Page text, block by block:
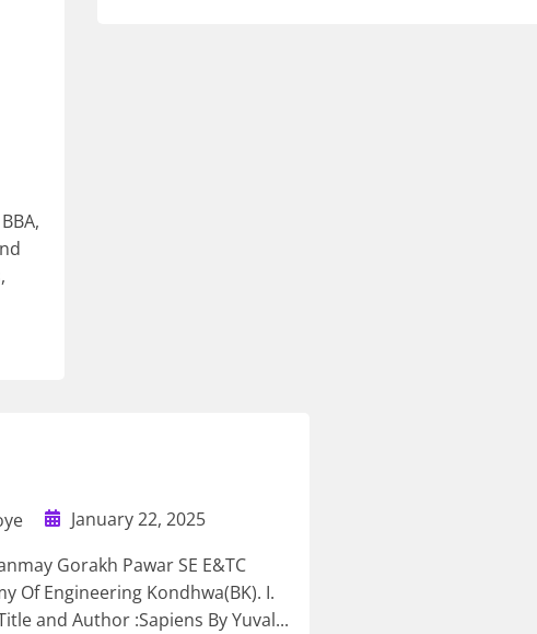
January 22, 2025
Gorakh Pawar SE E&TC
Of Engineering Kondhwa(BK). I.
and Author :Sapiens By Yuval...